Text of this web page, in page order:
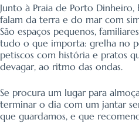
Junto à Praia de Porto Dinheiro,
falam da terra e do mar com
São espaços pequenos,
tudo o que importa: grelha no
petiscos com história e pratos
devagar, ao ritmo das ondas.
Se procura um lugar para
terminar o dia com um jantar
que guardamos, e que